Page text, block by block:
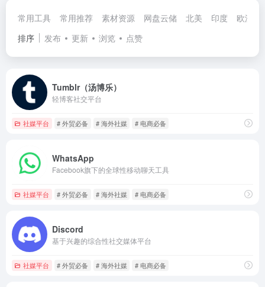
常用工具 常用推荐 素材资源 网盘云储 北美 印度 欧洲
排序
发布 更新 浏览 点赞
Tumblr（汤博乐）
轻博客社交平台
社媒平台 # 外贸必备 # 海外社媒 # 电商必备
WhatsApp
Facebook旗下的全球性移动聊天工具
社媒平台 # 外贸必备 # 海外社媒 # 电商必备
Discord
基于兴趣的综合性社交媒体平台
社媒平台 # 外贸必备 # 海外社媒 # 电商必备